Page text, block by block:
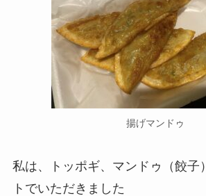
揚げマンドゥ
私は、 トッポギ、 マンドゥ（餃子）
トでいただきました